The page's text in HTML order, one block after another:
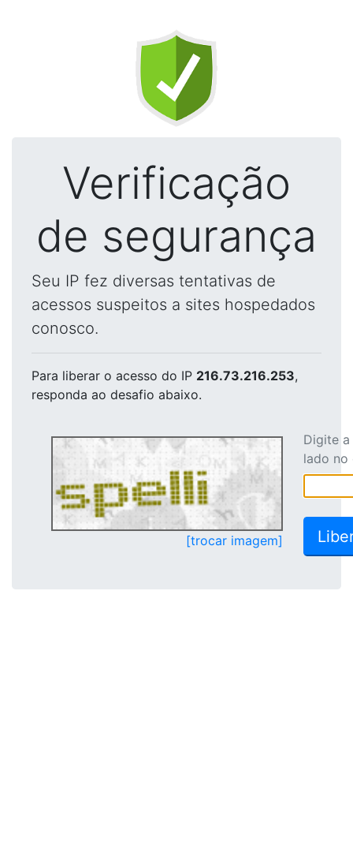
Verificação
de segurança
Seu IP fez diversas tentativas de
acessos suspeitos a sites hospedados
conosco.
Para liberar o acesso do IP 216.73.216.253,
responda ao desafio abaixo.
[trocar imagem]
Digite
lado no